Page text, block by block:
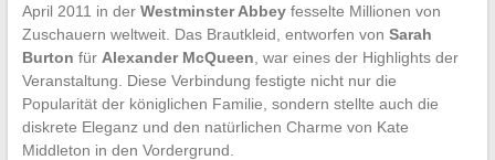
April 2011 in der Westminster Abbeyfesselte Millionen von
Zuschauern weltweit. Das Brautkleid, entworfen von Sarah
Burton für Alexander McQueen , war eines der Highlights der
Veranstaltung. Diese Verbindung festigte nicht nur die
Popularität der königlichen Familie, sondern stellte auch die
diskrete Eleganz und den natürlichen Charme von Kate
Middleton in den Vordergrund.